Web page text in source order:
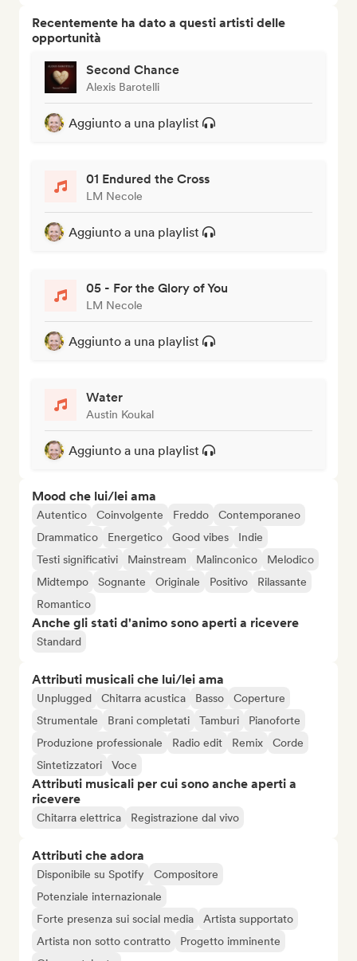
Recentemente ha dato a questi artisti delle
opportunità
Second Chance
Alexis Barotelli
Aggiunto a una playlist
01 Endured the Cross
LM Necole
Aggiunto a una playlist
05 - For the Glory of You
LM Necole
Aggiunto a una playlist
Water
Austin Koukal
Aggiunto a una playlist
Mood che lui/lei ama
Autentico Coinvolgente Freddo
Contemporaneo
Drammatico
Energetico Good vibes
Indie
Testi significativi
Mainstream Malinconico
Melodico
Midtempo
Sognante Originale Positivo
Rilassante
Romantico
Anche gli stati d'animo sono aperti a ricevere
Standard
Attributi musicali che lui/lei ama
Unplugged Chitarra acustica Basso
Coperture
Strumentale
Brani completati Tamburi
Pianoforte
Produzione professionale
Radio edit Remix
Corde
Sintetizzatori
Voce
Attributi musicali per cui sono anche aperti a
ricevere
Chitarra elettrica Registrazione dal vivo
Attributi che adora
Disponibile su Spotify
Compositore
Potenziale internazionale
Forte presenza sui social media
Artista supportato
Artista non sotto contratto
Progetto imminente